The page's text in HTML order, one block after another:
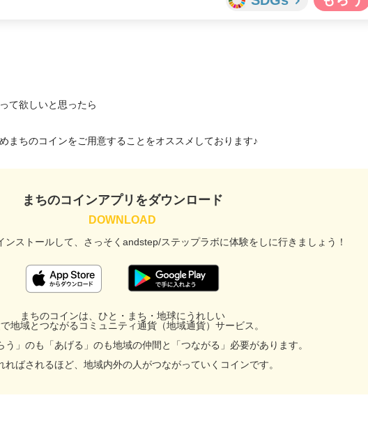
て欲しいと思ったら
まちのコインをご用意することをオススメしております♪
まちのコインアプリをダウンロード
ストールして、 さっそくandstep/ステップラボに体験をしに行きましょう！
まちのコインは、ひと・まち・地球にうれしい
地域とつながるコミュニティ通貨（地域通貨）サービス。
う」のも「あげる」のも地域の仲間と「つながる」必要があります。
ればされるほど、地域内外の人がつながっていくコインです。